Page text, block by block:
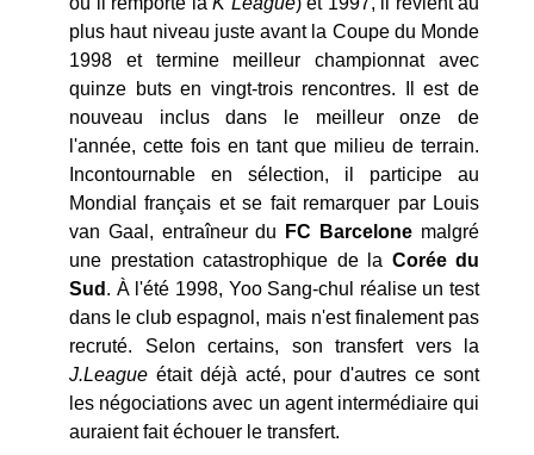
plus haut niveau juste avant la Coupe du Monde
1998 et termine meilleur championnat avec
quinze buts en vingt-trois rencontres. Il est de
nouveau inclus dans le meilleur onze de
l'année, cette fois en tant que milieu de terrain.
Incontournable en sélection, il participe au
Mondial français et se fait remarquer par Louis
van Gaal, entraîneur du
FC Barcelone malgré
une prestation catastrophique de la Corée du
Sud . À l'été 1998, Yoo Sang-chul réalise un test
dans le club espagnol, mais n'est finalement pas
recruté. Selon certains, son transfert vers la
J.League était déjà acté, pour d'autres ce sont
les négociations avec un agent intermédiaire qui
auraient fait échouer le transfert.